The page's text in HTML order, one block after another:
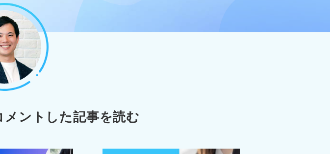
メントした記事を読む